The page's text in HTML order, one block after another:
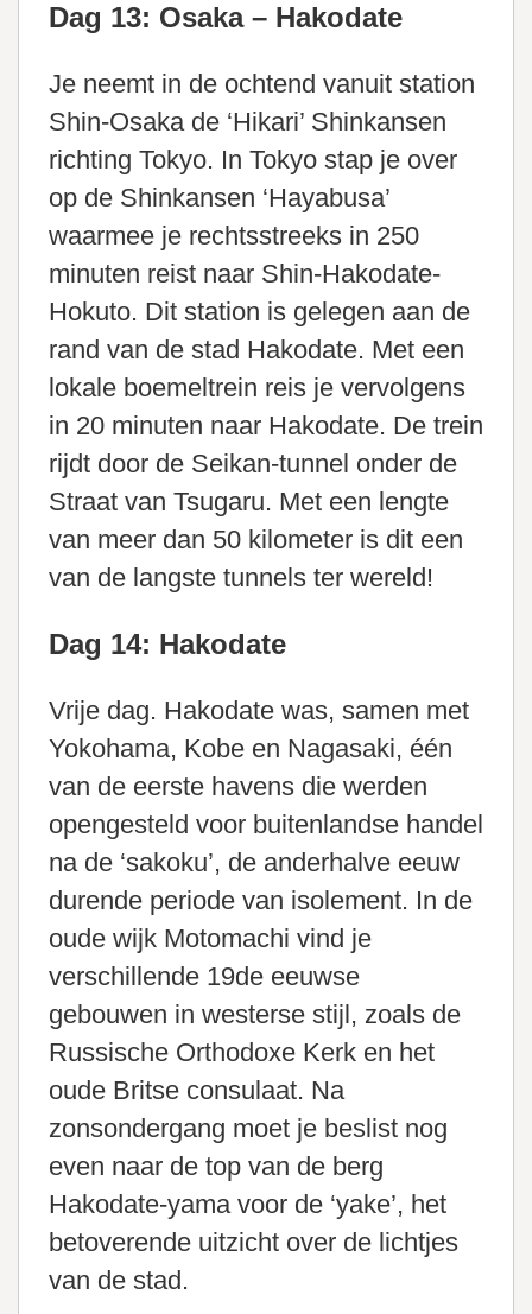
Dag 13: Osaka – Hakodate
Je neemt in de ochtend vanuit station
Shin-Osaka de ‘Hikari’ Shinkansen
richting Tokyo. In Tokyo stap je over
op de Shinkansen ‘Hayabusa’
waarmee je rechtsstreeks in 250
minuten reist naar Shin-Hakodate-
Hokuto. Dit station is gelegen aan de
rand van de stad Hakodate. Met een
lokale boemeltrein reis je vervolgens
in 20 minuten naar Hakodate. De trein
rijdt door de Seikan-tunnel onder de
Straat van Tsugaru. Met een lengte
van meer dan 50 kilometer is dit een
van de langste tunnels ter wereld!
Dag 14: Hakodate
Vrije dag. Hakodate was, samen met
Yokohama, Kobe en Nagasaki, één
van de eerste havens die werden
opengesteld voor buitenlandse handel
na de ‘sakoku’, de anderhalve eeuw
durende periode van isolement. In de
oude wijk Motomachi vind je
verschillende 19de eeuwse
gebouwen in westerse stijl, zoals de
Russische Orthodoxe Kerk en het
oude Britse consulaat. Na
zonsondergang moet je beslist nog
even naar de top van de berg
Hakodate-yama voor de ‘yake’, het
betoverende uitzicht over de lichtjes
van de stad.